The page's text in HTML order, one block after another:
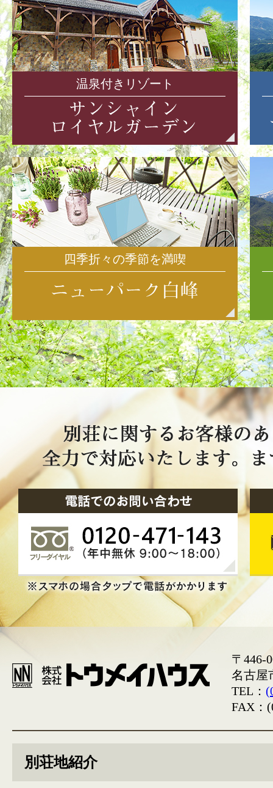
温泉付きリゾート
四季折々の季節を満喫
〒446-
名古屋
TEL：
FAX：
別荘地紹介